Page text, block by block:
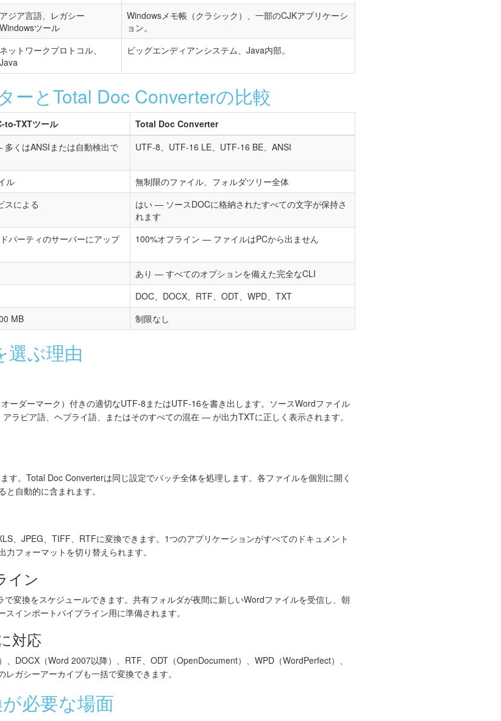
アジア言語、レガシー
Windowsツール
Windowsメモ帳（クラシック）、一部のCJKアプリケーシ
ョン。
ネットワークプロトコル、
Java
ビッグエンディアンシステム、Java内部。
ーとTotal Doc Converterの比較
to-TXTツール
Total Doc Converter
くはANSIまたは自動検出で
UTF-8、UTF-16 LE、UTF-16 BE、ANSI
ル
無制限のファイル、フォルダツリー全体
による
はい — ソースDOCに格納されたすべての文字が保持さ
れます
パーティのサーバーにアップ
100%オフライン — ファイルはPCから出ません
あり — すべてのオプションを備えた完全なCLI
DOC、DOCX、RTF、ODT、WPD、TXT
MB 制限なし
選ぶ理由
ーダーマーク）付きの適切なUTF-8またはUTF-16を書き出します。ソースWordファイル
ラビア語、ヘブライ語、またはそのすべての混在 — が出力TXTに正しく表示されます。
す。Total Doc Converterは同じ設定でバッチ全体を処理します。各ファイルを個別に開く
自動的に含まれます。
、JPEG、TIFF、RTFに変換できます。1つのアプリケーションがすべてのドキュメント
フォーマットを切り替えられます。
イン
変換をスケジュールできます。共有フォルダが夜間に新しいWordファイルを受信し、朝
インポートパイプライン用に準備されます。
対応
DOCX（Word 2007以降）、RTF、ODT（OpenDocument）、WPD（WordPerfect）、
ガシーアーカイブも一括で変換できます。
必要な場面